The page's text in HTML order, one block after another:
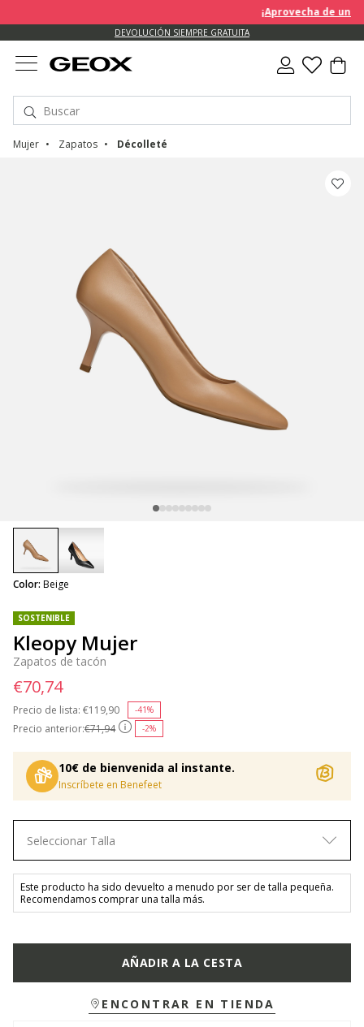
¡Aprovecha de un
DEVOLUCIÓN SIEMPRE GRATUITA
Mujer Zapatos Décolleté
SOSTENIBLE
Kleopy Mujer
Zapatos de tacón
Precio anterior:€71,94 -2%
Precio de lista: Price reduced from
€119,90 -41%
€70,74
10€ de bienvenida al instante.
Inscríbete en Benefeet
Color: Beige
selected
Seleccionar Talla
Este producto ha sido devuelto a menudo por ser de talla pequeña.
Recomendamos comprar una talla más.
AÑADIR A LA CESTA
ENCONTRAR EN TIENDA